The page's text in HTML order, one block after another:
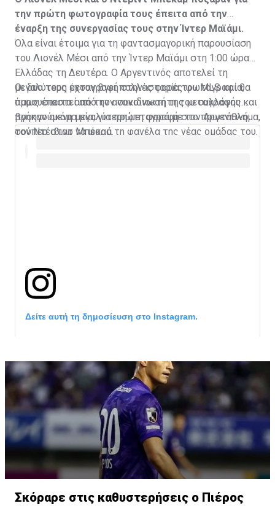
την πρώτη φωτογραφία τους έπειτα από την
έναρξη της συνεργασίας τους στην Ίντερ Μαϊάμι.
Όλα είναι έτοιμα για τη φαντασμαγορική παρουσίαση
του Λιονέλ Μέσι από την Ίντερ Μαϊάμι στη 1:00 ώρα
Ελλάδας τη Δευτέρα. Ο Αργεντινός αποτελεί τη
μεγαλύτερη μεταγραφή στην ιστορία του MLS και θα
παρουσιαστεί από τον συνιδιοκτήτη του συλλόγου και
προηγούμενη μεγαλύτερη μεταγραφή στο πρωτάθλημα,
τον Ντέιβιντ Μπέκαμ.
Οι δυο τους έχουν βγει πολλές φορές φωτογραφία,
όμως έπειτα από την ανακοίνωση της μεταγραφής
βγήκαν ακόμα μία, για πρώτη φορά με τον Αργεντινό
σούπερ σταρ να φορά τη φανέλα της νέας ομάδας του.
Δείτε αυτή τη δημοσίευση στο Instagram.
Η δημοσίευση κοινοποιήθηκε από το χρήστη David Beckham
Σκόραρε στις καθυστερήσεις ο Πιέρος